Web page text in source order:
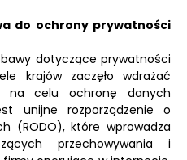
do ochrony prywatności
dotyczące prywatności
krajów zaczęło wdrażać
na celu ochronę danych
unijne rozporządzenie o
(RODO), które wprowadza
przechowywania i